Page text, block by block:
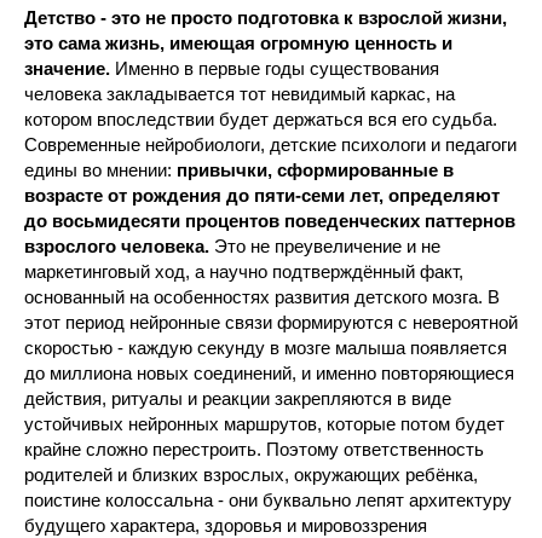
Детство - это не просто подготовка к взрослой жизни,
это сама жизнь, имеющая огромную ценность и
значение. Именно в первые годы существования
человека закладывается тот невидимый каркас, на
котором впоследствии будет держаться вся его судьба.
Современные нейробиологи, детские психологи и педагоги
едины во мнении: привычки, сформированные в
возрасте от рождения до пяти-семи лет, определяют
до восьмидесяти процентов поведенческих паттернов
взрослого человека. Это не преувеличение и не
маркетинговый ход, а научно подтверждённый факт,
основанный на особенностях развития детского мозга. В
этот период нейронные связи формируются с невероятной
скоростью - каждую секунду в мозге малыша появляется
до миллиона новых соединений, и именно повторяющиеся
действия, ритуалы и реакции закрепляются в виде
устойчивых нейронных маршрутов, которые потом будет
крайне сложно перестроить. Поэтому ответственность
родителей и близких взрослых, окружающих ребёнка,
поистине колоссальна - они буквально лепят архитектуру
будущего характера, здоровья и мировоззрения